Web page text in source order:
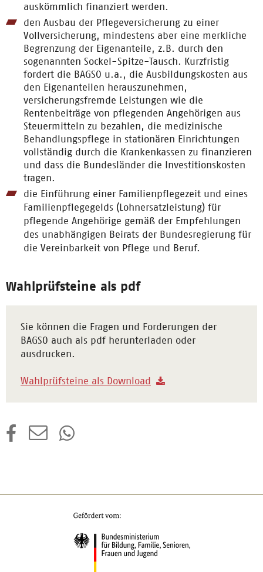
auskömmlich finanziert werden.
den Ausbau der Pflegeversicherung zu einer
Vollversicherung, mindestens aber eine merkliche
Begrenzung der Eigenanteile, z.B. durch den
sogenannten Sockel-Spitze-Tausch. Kurzfristig
fordert die BAGSO u.a., die Ausbildungskosten aus
den Eigenanteilen herauszunehmen,
versicherungsfremde Leistungen wie die
Rentenbeiträge von pflegenden Angehörigen aus
Steuermitteln zu bezahlen, die medizinische
Behandlungspflege in stationären Einrichtungen
vollständig durch die Krankenkassen zu finanzieren
und dass die Bundesländer die Investitionskosten
tragen.
die Einführung einer Familienpflegezeit und eines
Familienpflegegelds (Lohnersatzleistung) für
pflegende Angehörige gemäß der Empfehlungen
des unabhängigen Beirats der Bundesregierung für
die Vereinbarkeit von Pflege und Beruf.
Wahlprüfsteine als pdf
Sie können die Fragen und Forderungen der
BAGSO auch als pdf herunterladen oder
ausdrucken.
Wahlprüfsteine als Download